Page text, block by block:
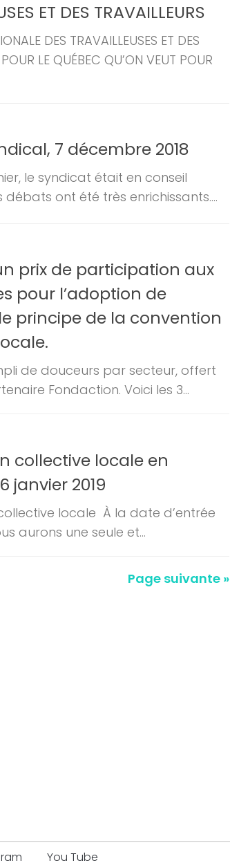
ET DES TRAVAILLEURS
DES TRAVAILLEUSES ET DES
LE QUÉBEC QU’ON VEUT POUR
7 décembre 2018
le syndicat était en conseil
débats ont été très enrichissants....
prix de participation aux
pour l’adoption de
principe de la convention
de douceurs par secteur, offert
Fondaction. Voici les 3...
collective locale en
janvier 2019
locale À la date d’entrée
aurons une seule et...
Page suivante »
You Tube